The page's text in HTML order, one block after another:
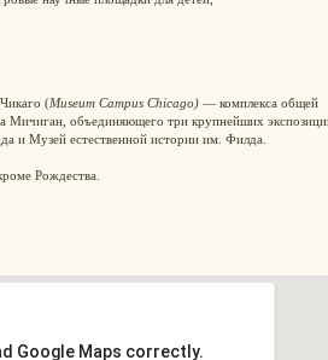
(Museum Campus Chicago)— комплекса общей
Мичиган, объединяющего три крупнейших
и Музей естественной истории им. Филда.
Рождества.
Google Maps correctly.